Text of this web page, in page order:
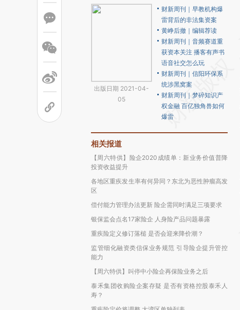
出版日期 2021-04-
05
财新周刊｜早教机构爆
雷背后的非法集资案
黄峥后撤｜编辑荐读
财新周刊｜音频赛道重
获资本关注 播客有声书
语音社交怎么玩
财新周刊｜信阳环保系
统涉黑窝案
财新周刊｜梦碎知识产
权金融 百亿独角兽如何
爆雷
相关报道
【周六特供】险企2020成绩单：新业务价值普降
投资收益提升
各地区重疾发生率有何异同？东北为恶性肿瘤高发
区
偿付能力管理办法更新 险企需同时满足三项要求
银保监会点名17家险企 人身险产品问题暴露
重疾险定义修订落槌 是否会迎来降价潮？
监管细化融资类信保业务规范 引导险企提升管控
能力
【周六特供】叫停中小险企再保险业务之后
泰禾集团收购险企案存疑 是否有资格控股泰禾人
寿？